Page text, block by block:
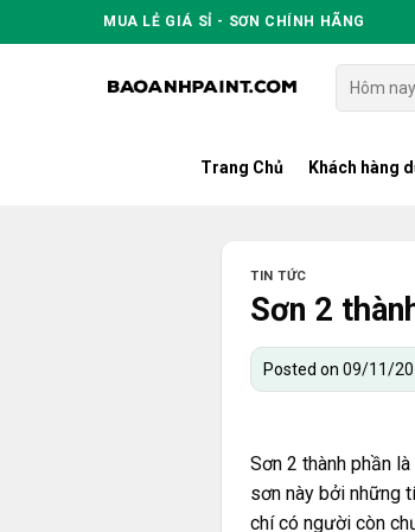
to
MUA LẺ GIÁ SỈ - SƠN CHÍNH HÃNG
Tìm
kiếm:
Trang Chủ Khách hàng
TIN TỨC
Sơn 2
Posted on 09/11/
Sơn 2 thành phần
sơn này bởi những
chí có người còn